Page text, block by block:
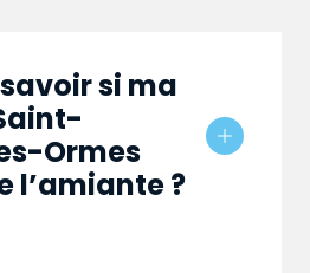
si ma
Ormes
l’amiante ?